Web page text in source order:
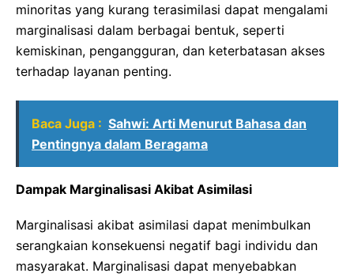
minoritas yang kurang terasimilasi dapat mengalami
marginalisasi dalam berbagai bentuk, seperti
kemiskinan, pengangguran, dan keterbatasan akses
terhadap layanan penting.
Baca Juga : Sahwi: Arti Menurut Bahasa dan
Pentingnya dalam Beragama
Dampak Marginalisasi Akibat Asimilasi
Marginalisasi akibat asimilasi dapat menimbulkan
serangkaian konsekuensi negatif bagi individu dan
masyarakat. Marginalisasi dapat menyebabkan